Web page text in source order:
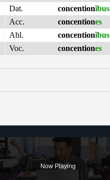
Dat.
concentionĭbus
Acc.
concentiones
Abl.
concentionĭbus
Voc.
concentiones
Now Playing